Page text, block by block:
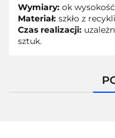
Wymiary: ok wysokość
Materiał: szkło z
Czas realizacji:
sztuk.